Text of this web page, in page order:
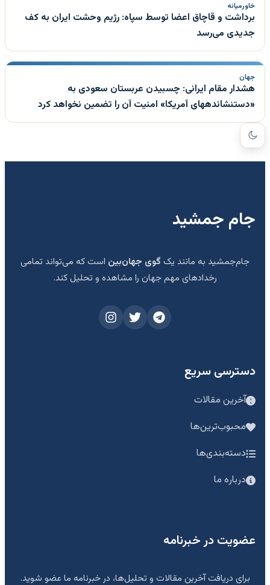
خاورمیانه
برداشت و قاچاق اعضا توسط سپاه: رژیم وحشت ایران به کف
جدیدی می‌رسد
جهان
هشدار مقام ایرانی: چسبیدن عربستان سعودی به
«دستنشاندههای آمریکا» امنیت آن را تضمین نخواهد کرد
جام جمشید
جام‌جمشید به مانند یک گوی جهان‌بین است که می‌تواند تمامی
رخدادهای مهم جهان را مشاهده و تحلیل کند.
دسترسی سریع
آخرین مقالات
محبوب‌ترین‌ها
دسته‌بندی‌ها
درباره ما
عضویت در خبرنامه
برای دریافت آخرین مقالات و تحلیل‌ها، در خبرنامه ما عضو شوید.